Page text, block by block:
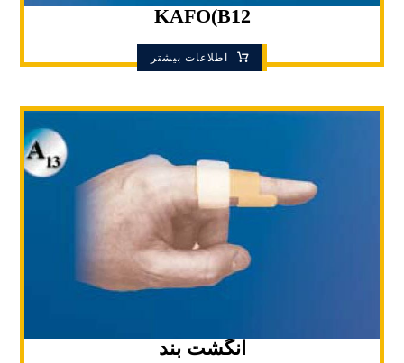
KAFO(B12
اطلاعات بیشتر
انگشت بند